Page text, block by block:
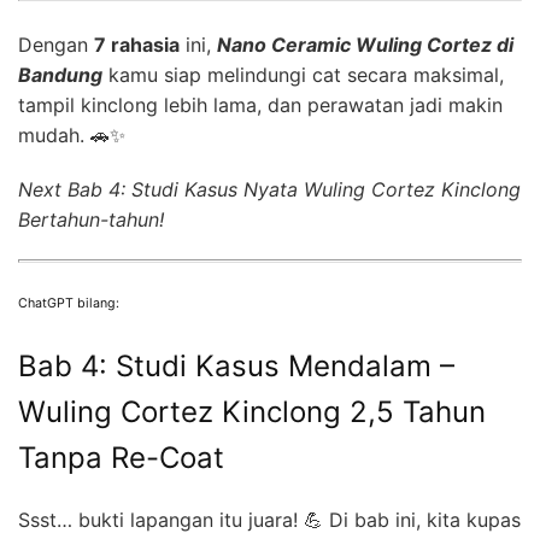
Dengan 7 rahasia ini, Nano Ceramic Wuling Cortez di
Bandung kamu siap melindungi cat secara maksimal,
tampil kinclong lebih lama, dan perawatan jadi makin
mudah. 🚗✨
Next Bab 4: Studi Kasus Nyata Wuling Cortez Kinclong
Bertahun-tahun!
ChatGPT bilang:
Bab 4: Studi Kasus Mendalam –
Wuling Cortez Kinclong 2,5 Tahun
Tanpa Re-Coat
Ssst… bukti lapangan itu juara! 💪 Di bab ini, kita kupas